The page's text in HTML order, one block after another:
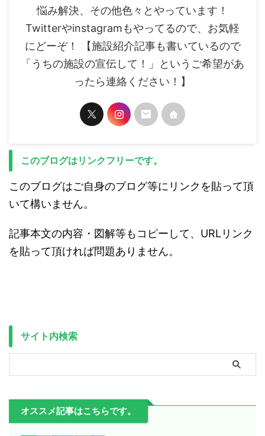
悩み解決、その他色々とやっています！
Twitterやinstagramもやってるので、お気軽
にどーぞ！ 【施設紹介記事も書いているので
「うちの施設の宣伝して！」というご希望があ
ったら連絡ください！】
このブログはリンクフリーです。
このブログはご自身のブログ等にリンクを貼って頂
いて構いません。
記事本文の内容・図解等もコピーして、URLリンク
を貼って頂ければ問題ありません。
サイト内検索
オススメ記事はこちらです。